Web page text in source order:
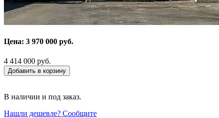
Цена: 3 970 000 руб.
4 414 000 руб.
Добавить в корзину
В наличии и под заказ.
Нашли дешевле? Сообщите